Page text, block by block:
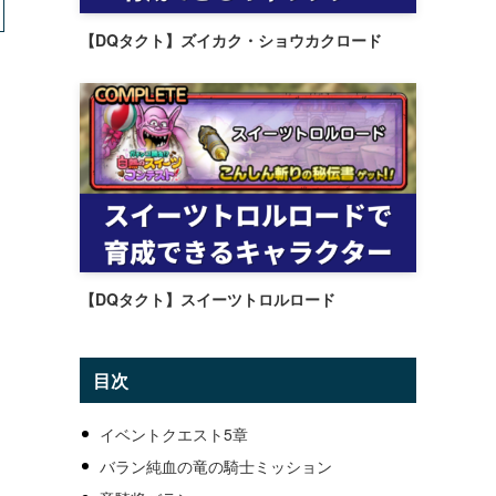
【DQタクト】ズイカク・ショウカクロード
【DQタクト】スイーツトロルロード
目次
イベントクエスト5章
バラン純血の竜の騎士ミッション